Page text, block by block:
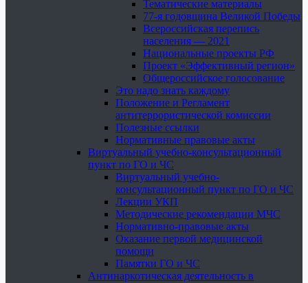
Тематические материалы
77-я годовщина Великой Победы
Всероссийская перепись
населения — 2021
Национальные проекты РФ
Проект «Эффективный регион»
Общероссийское голосование
Это надо знать каждому
Положение и Регламент
антитеррористической комиссии
Полезные ссылки
Нормативные правовые акты
Виртуальный учебно-консультационный
пункт по ГО и ЧС
Виртуальный учебно-
консультационный пункт по ГО и ЧС
Лекции УКП
Методические рекомендации МЧС
Нормативно-правовые акты
Оказание первой медицинской
помощи
Памятки ГО и ЧС
Антинаркотическая деятельность в